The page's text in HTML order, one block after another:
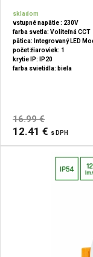
skladom
vstupné napätie : 230V
farba svetla: Voliteľná CCT
pätica: Integrovaný LED
počet žiaroviek: 1
krytie IP: IP20
farba svietidla: biela
16.99 €
12.41 € s DPH